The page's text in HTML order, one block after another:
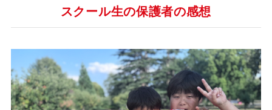
スクール生の保護者の感想